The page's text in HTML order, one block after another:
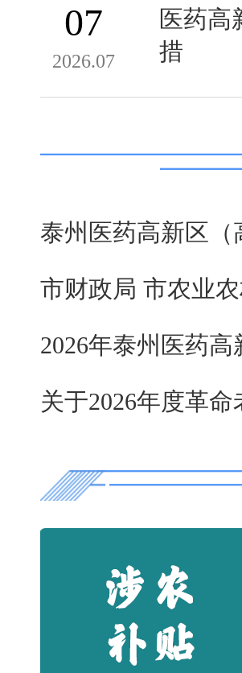
07
2026.07
医药高
措
泰州医药高新区（
市财政局 市农业
2026年泰州医药
关于2026年度革